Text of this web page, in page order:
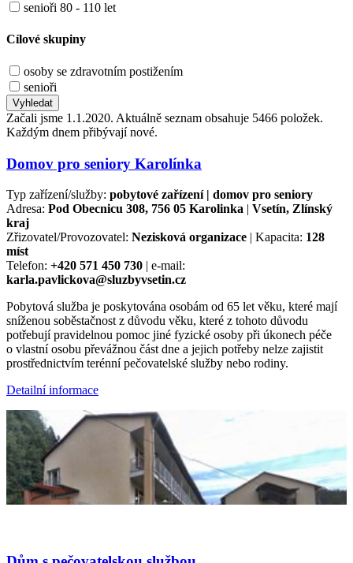
senioři 80 - 110 let
Cílové skupiny
osoby se zdravotním postižením
senioři
Vyhledat
Začali jsme 1.1.2020. Aktuálně seznam obsahuje 5466 položek.
Každým dnem přibývají nové.
Domov pro seniory Karolínka
Typ zařízení/služby: pobytové zařízení | domov pro seniory
Adresa: Pod Obecnicu 308, 756 05 Karolinka | Vsetín, Zlínský
kraj
Zřizovatel/Provozovatel: Nezisková organizace | Kapacita: 128
míst
Telefon: +420 571 450 730 | e-mail:
karla.pavlickova@sluzbyvsetin.cz
Pobytová služba je poskytována osobám od 65 let věku, které mají
sníženou soběstačnost z důvodu věku, které z tohoto důvodu
potřebují pravidelnou pomoc jiné fyzické osoby při úkonech péče
o vlastní osobu převážnou část dne a jejich potřeby nelze zajistit
prostřednictvím terénní pečovatelské služby nebo rodiny.
Detailní informace